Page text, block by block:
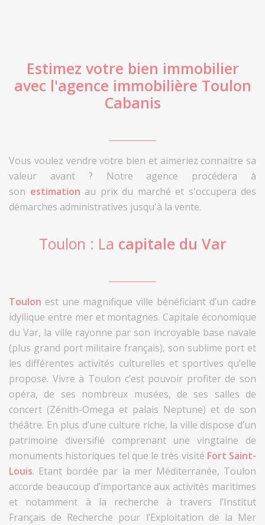
Estimez votre bien immobilier
avec l'agence immobilière Toulon
Cabanis
Vous voulez vendre votre bien et aimeriez connaitre sa
valeur avant ? Notre agence procédera à
son estimation au prix du marché et s'occupera des
démarches administratives jusqu'à la vente.
Toulon : La capitale du Var
Toulon est une magnifique ville bénéficiant d’un cadre
idyllique entre mer et montagnes. Capitale économique
du Var, la ville rayonne par son incroyable base navale
(plus grand port militaire français), son sublime port et
les différentes activités culturelles et sportives qu’elle
propose. Vivre à Toulon c’est pouvoir profiter de son
opéra, de ses nombreux musées, de ses salles de
concert (Zénith-Omega et palais Neptune) et de son
théâtre. En plus d’une culture riche, la ville dispose d’un
patrimoine diversifié comprenant une vingtaine de
monuments historiques tel que le très visité Fort Saint-
Louis. Etant bordée par la mer Méditerranée, Toulon
accorde beaucoup d’importance aux activités maritimes
et notamment à la recherche à travers l’Institut
Français de Recherche pour l’Exploitation de la Mer